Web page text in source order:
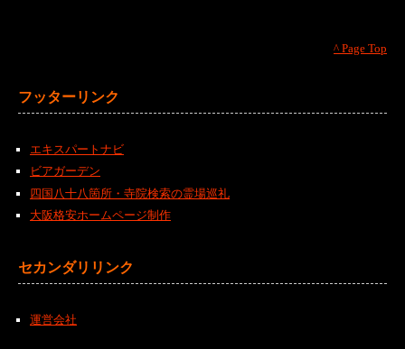
^ Page Top
フッターリンク
エキスパートナビ
ビアガーデン
四国八十八箇所・寺院検索の霊場巡礼
大阪格安ホームページ制作
セカンダリリンク
運営会社